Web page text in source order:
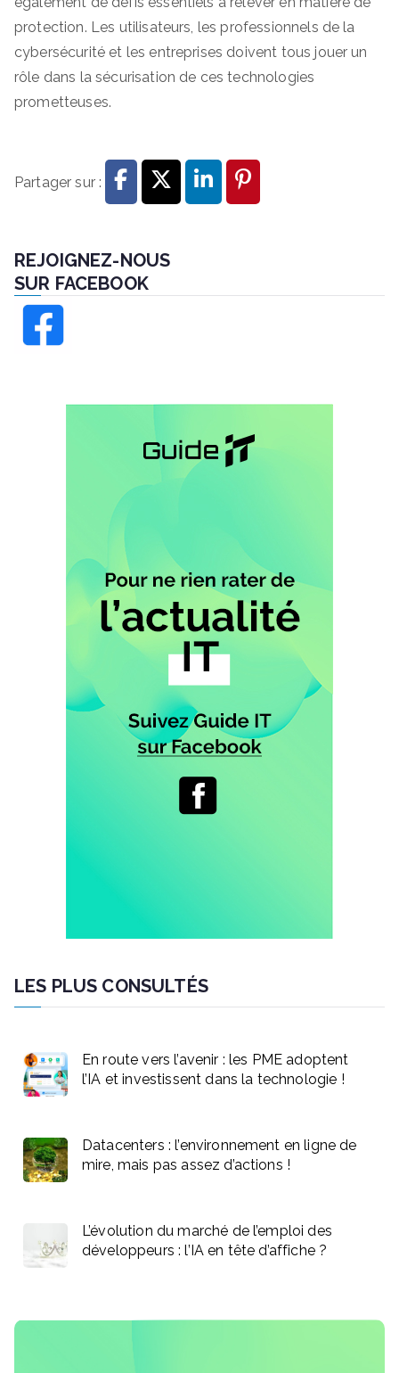
protection. Les utilisateurs, les professionnels de la
cybersécurité et les entreprises doivent tous jouer un
rôle dans la sécurisation de ces technologies
prometteuses.
Partager sur :
REJOIGNEZ-NOUS
SUR FACEBOOK
LES PLUS CONSULTÉS
En route vers l’avenir : les PME adoptent
l’IA et investissent dans la technologie !
Datacenters : l’environnement en ligne de
mire, mais pas assez d’actions !
L’évolution du marché de l’emploi des
développeurs : l’IA en tête d’affiche ?